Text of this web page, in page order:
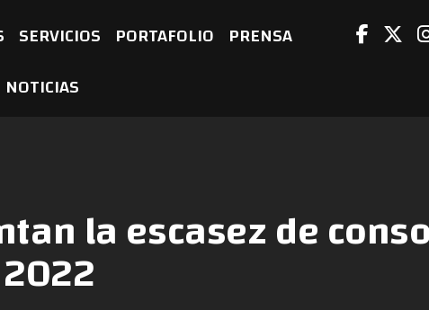
SERVICIOS PORTAFOLIO PRENSA
NOTICIAS
la escasez de